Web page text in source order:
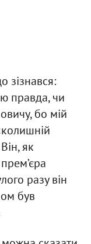
зізнався:
правда, чи
бо мій
як
разу він
був